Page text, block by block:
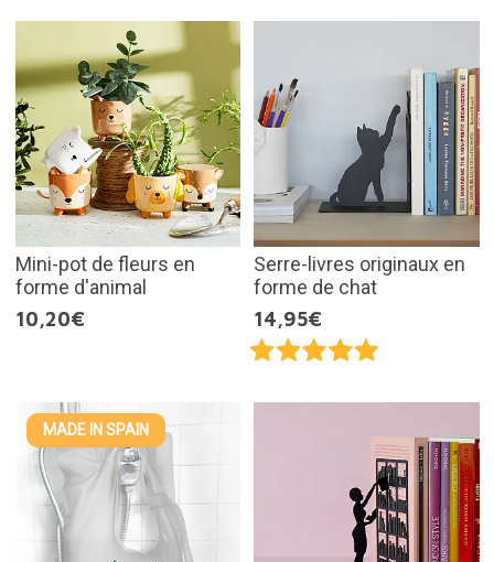
Mini-pot de fleurs en
forme d'animal
10,20€
Serre-livres originaux en
forme de chat
14,95€
MADE IN SPAIN